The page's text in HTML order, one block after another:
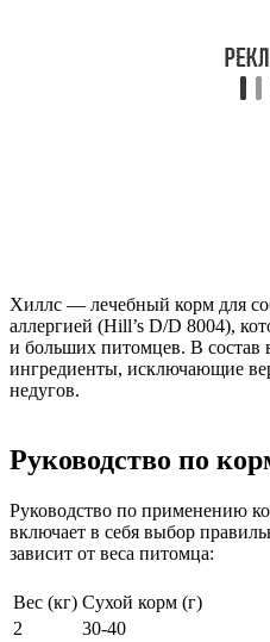
Хиллс — лечебный корм для
аллергией (Hill’s D/D 8004),
и больших питомцев. В состав
ингредиенты, исключающие
недугов.
Руководство по
Руководство по применению
включает в себя выбор
зависит от веса питомца:
Вес (кг) Сухой корм (г)
2
30-40